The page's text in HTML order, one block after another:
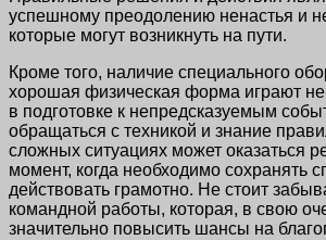
успешному преодолению ненастья и
которые могут возникнуть на пути.
Кроме того, наличие специального
хорошая физическая форма играют
в подготовке к непредсказуемым
обращаться с техникой и знание
сложных ситуациях может оказаться
момент, когда необходимо сохранять
действовать грамотно. Не стоит
командной работы, которая, в свою
значительно повысить шансы на